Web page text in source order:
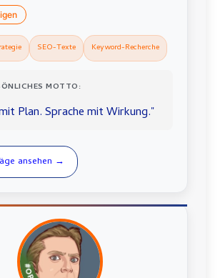
SEO-Texte Keyword-Recherche
MOTTO:
Plan. Sprache mit Wirkung."
ansehen →